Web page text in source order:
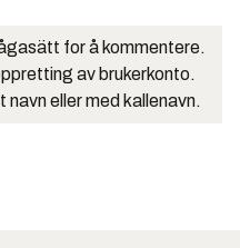
for å kommentere.
av brukerkonto.
navn eller med kallenavn.